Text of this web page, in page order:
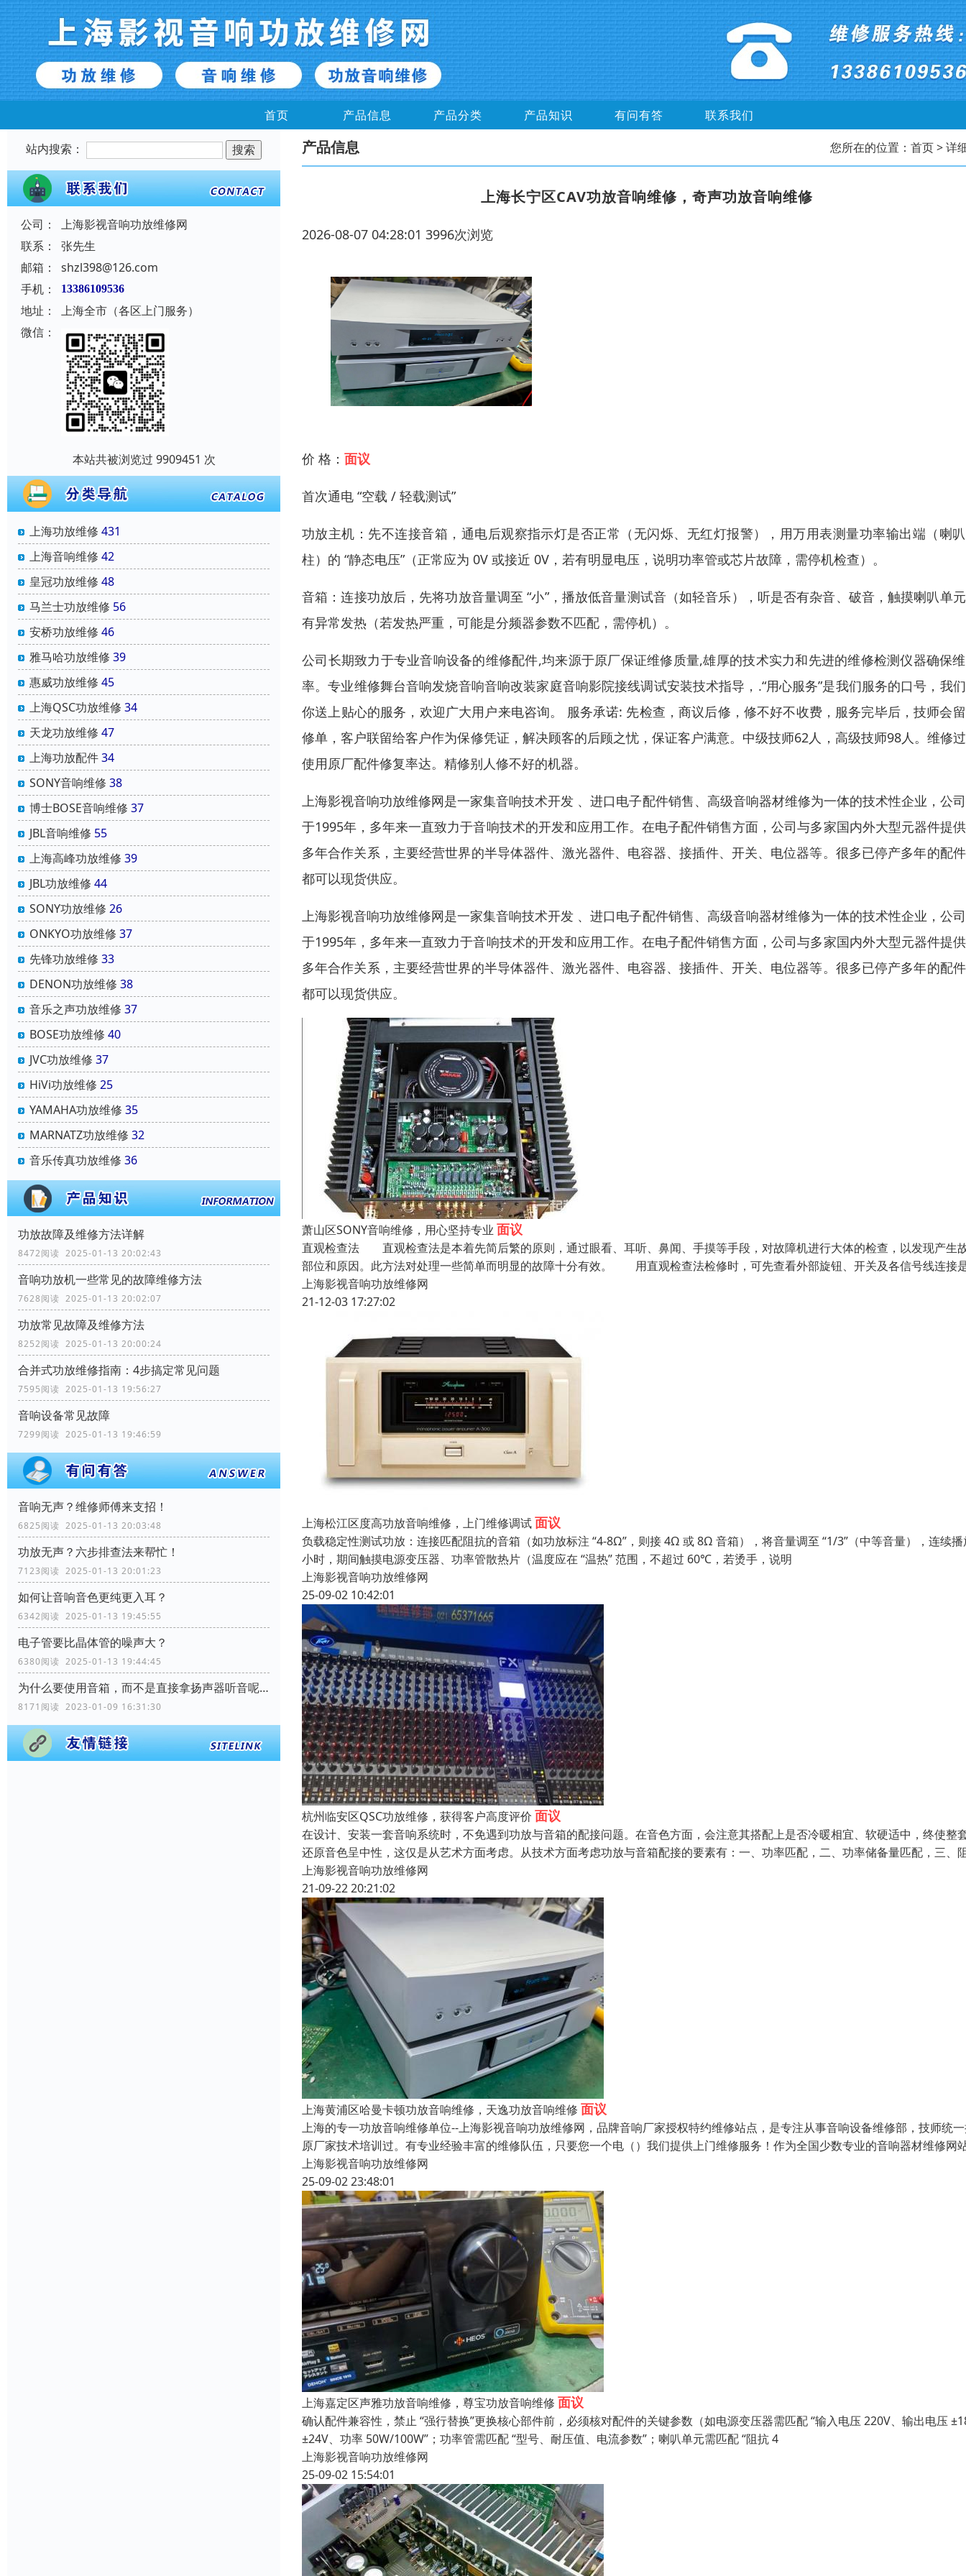
首页 产品信息 产品分类 产品知识 有问有答 联系我们
站内搜索：
公司：
上海影视音响功放维修网
联系：
张先生
邮箱：
shzl398@126.com
手机：
13386109536
地址：
上海全市（各区上门服务）
微信：
本站共被浏览过 9909451 次
上海功放维修 431
上海音响维修 42
皇冠功放维修 48
马兰士功放维修 56
安桥功放维修 46
雅马哈功放维修 39
惠威功放维修 45
上海QSC功放维修 34
天龙功放维修 47
上海功放配件34
SONY音响维修 38
博士BOSE音响维修 37
JBL音响维修 55
上海高峰功放维修 39
JBL功放维修 44
SONY功放维修 26
ONKYO功放维修 37
先锋功放维修 33
DENON功放维修 38
音乐之声功放维修 37
BOSE功放维修 40
JVC功放维修 37
HiVi功放维修 25
YAMAHA功放维修 35
MARNATZ功放维修 32
音乐传真功放维修 36
功放故障及维修方法详解
8472阅读 2025-01-13 20:02:43
音响功放机一些常见的故障维修方法
7628阅读 2025-01-13 20:02:07
功放常见故障及维修方法
8252阅读 2025-01-13 20:00:24
合并式功放维修指南：4步搞定常见问题
7595阅读 2025-01-13 19:56:27
音响设备常见故障
7299阅读 2025-01-13 19:46:59
音响无声？维修师傅来支招！
6825阅读 2025-01-13 20:03:48
功放无声？六步排查法来帮忙！
7123阅读 2025-01-13 20:01:23
如何让音响音色更纯更入耳？
6342阅读 2025-01-13 19:45:55
电子管要比晶体管的噪声大？
6380阅读 2025-01-13 19:44:45
为什么要使用音箱，而不是直接拿扬声器听音呢？
8171阅读 2023-01-09 16:31:30
产品信息 您所在的位置： 首页> 详
上海长宁区CAV功放音响维修，奇声功放音响维修
2026-08-07 04:28:01 3996次浏览
价 格： 面议
首次通电 “空载 / 轻载测试”
功放主机：先不连接音箱，通电后观察指示灯是否正常（无闪烁、无红灯报警），用万用表测量功率输出端（喇
柱）的 “静态电压”（正常应为 0V 或接近 0V，若有明显电压，说明功率管或芯片故障，需停机检查）。
音箱：连接功放后，先将功放音量调至 “小”，播放低音量测试音（如轻音乐），听是否有杂音、破音，触摸喇叭单
有异常发热（若发热严重，可能是分频器参数不匹配，需停机）。
公司长期致力于专业音响设备的维修配件,均来源于原厂保证维修质量,雄厚的技术实力和先进的维修检测仪器确保
率。专业维修舞台音响发烧音响音响改装家庭音响影院接线调试安装技术指导，.“用心服务”是我们服务的口号，我
你送上贴心的服务，欢迎广大用户来电咨询。 服务承诺: 先检查，商议后修，修不好不收费，服务完毕后，技师会
修单，客户联留给客户作为保修凭证，解决顾客的后顾之忧，保证客户满意。中级技师62人，高级技师98人。维修
使用原厂配件修复率达。精修别人修不好的机器。
上海影视音响功放维修网是一家集音响技术开发 、进口电子配件销售、高级音响器材维修为一体的技术性企业，公
于1995年，多年来一直致力于音响技术的开发和应用工作。在电子配件销售方面，公司与多家国内外大型元器件提
多年合作关系，主要经营世界的半导体器件、激光器件、电容器、接插件、开关、电位器等。很多已停产多年的配
都可以现货供应。
上海影视音响功放维修网是一家集音响技术开发 、进口电子配件销售、高级音响器材维修为一体的技术性企业，公
于1995年，多年来一直致力于音响技术的开发和应用工作。在电子配件销售方面，公司与多家国内外大型元器件提
多年合作关系，主要经营世界的半导体器件、激光器件、电容器、接插件、开关、电位器等。很多已停产多年的配
都可以现货供应。
萧山区SONY音响维修，用心坚持专业 面议
直观检查法 直观检查法是本着先简后繁的原则，通过眼看、耳听、鼻闻、手摸等手段，对故障机进行大体的检查，以发现产生
部位和原因。此方法对处理一些简单而明显的故障十分有效。 用直观检查法检修时，可先查看外部旋钮、开关及各信号线连接
上海影视音响功放维修网
21-12-03 17:27:02
上海松江区度高功放音响维修，上门维修调试面议
负载稳定性测试功放：连接匹配阻抗的音箱（如功放标注 “4-8Ω”，则接 4Ω 或 8Ω 音箱），将音量调至 “1/3”（中等音量），连续播
小时，期间触摸电源变压器、功率管散热片（温度应在 “温热” 范围，不超过 60℃，若烫手，说明
上海影视音响功放维修网
25-09-02 10:42:01
杭州临安区QSC功放维修，获得客户高度评价 面议
在设计、安装一套音响系统时，不免遇到功放与音箱的配接问题。在音色方面，会注意其搭配上是否冷暖相宜、软硬适中，终使整
还原音色呈中性，这仅是从艺术方面考虑。从技术方面考虑功放与音箱配接的要素有：一、功率匹配，二、功率储备量匹配，三、
上海影视音响功放维修网
21-09-22 20:21:02
上海黄浦区哈曼卡顿功放音响维修，天逸功放音响维修 面议
上海的专一功放音响维修单位--上海影视音响功放维修网，品牌音响厂家授权特约维修站点，是专注从事音响设备维修部，技师统
原厂家技术培训过。有专业经验丰富的维修队伍，只要您一个电（）我们提供上门维修服务！作为全国少数专业的音响器材维修网
上海影视音响功放维修网
25-09-02 23:48:01
上海嘉定区声雅功放音响维修，尊宝功放音响维修 面议
确认配件兼容性，禁止 “强行替换”更换核心部件前，必须核对配件的关键参数（如电源变压器需匹配 “输入电压 220V、输出电压
±24V、功率 50W/100W”；功率管需匹配 “型号、耐压值、电流参数”；喇叭单元需匹配 “阻抗 4
上海影视音响功放维修网
25-09-02 15:54:01